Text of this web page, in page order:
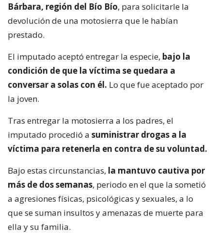
Bárbara, región del Bío Bío, para solicitarle la
devolución de una motosierra que le habían
prestado.
El imputado aceptó entregar la especie, bajo la
condición de que la víctima se quedara a
conversar a solas con él. Lo que fue aceptado por
la joven.
Tras entregar la motosierra a los padres, el
imputado procedió a suministrar drogas a la
víctima para retenerla en contra de su voluntad.
Bajo estas circunstancias, la mantuvo cautiva por
más de dos semanas, periodo en el que la sometió
a agresiones físicas, psicológicas y sexuales, a lo
que se suman insultos y amenazas de muerte para
ella y su familia.